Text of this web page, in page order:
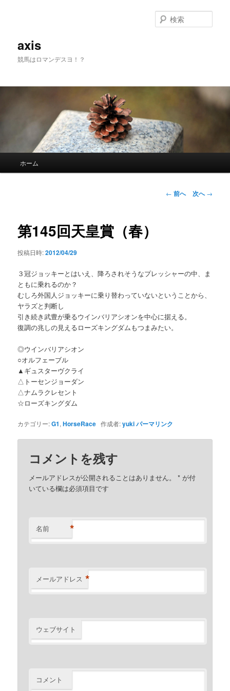
axis
競馬はロマンデスヨ！？
索
メインコンテンツへ移動
サブコンテンツへ移動
ホーム
投稿ナビゲーシ
← 前へ 次へ→
第145回天皇賞（春）
投稿日時:2012/04/29
３冠ジョッキーとはいえ、降ろされそうなプレッシャーの中、ま
ともに乗れるのか？
むしろ外国人ジョッキーに乗り替わっていないということから、
ヤラズと判断し
引き続き武豊が乗るウインバリアシオンを中心に据える。
復調の兆しの見えるローズキングダムもつまみたい。
◎ウインバリアシオン
○オルフェーブル
▲ギュスターヴクライ
△トーセンジョーダン
△ナムラクレセント
☆ローズキングダム
カテゴリー:G1,HorseRace 作成者:yukiパーマリンク
コメントを残す
メールアドレスが公開されることはありません。* が付
いている欄は必須項目です
名前 *
メールアドレス *
ウェブサイト
コメント